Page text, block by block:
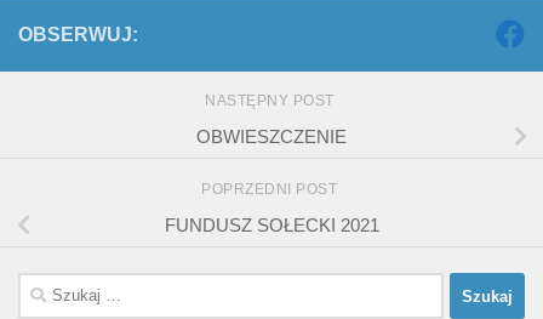
OBSERWUJ:
NASTĘPNY POST
OBWIESZCZENIE
POPRZEDNI POST
FUNDUSZ SOŁECKI 2021
Szukaj: